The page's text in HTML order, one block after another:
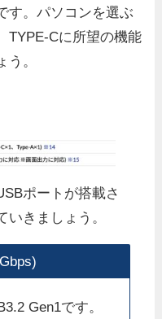
す。パソコンを選ぶ
TYPE-Cに所望の機能
。
ポートが搭載さ
きましょう。
Gen1です。